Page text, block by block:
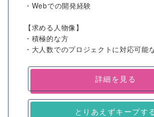
・Webでの開発経験
【求める人物像】
・積極的な方
・大人数でのプロジェクトに対応可能
詳細を見る
とりあえずキープす